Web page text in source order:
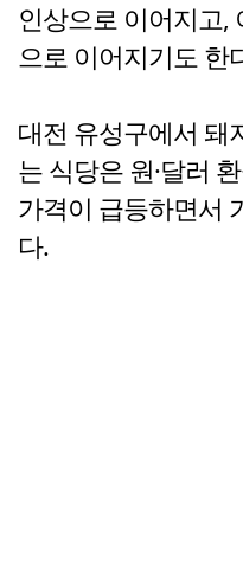
인상으로 이어지고,
으로 이어지기도 한
대전 유성구에서 돼
는 식당은 원·달러
가격이 급등하면서
다.